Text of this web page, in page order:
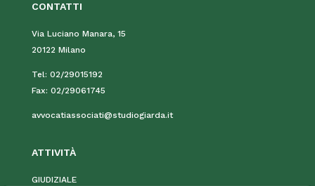
CONTATTI
Via Luciano Manara, 15
20122 Milano
Tel: 02/29015192
Fax: 02/29061745
avvocatiassociati@studiogiarda.it
ATTIVITÀ
GIUDIZIALE